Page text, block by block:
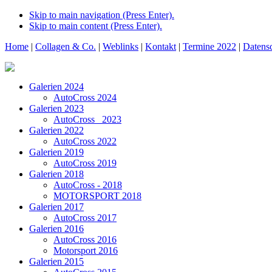
Skip to main navigation (Press Enter).
Skip to main content (Press Enter).
Home | Collagen & Co. | Weblinks | Kontakt | Termine 2022 |
Galerien 2024
AutoCross 2024
Galerien 2023
AutoCross _2023
Galerien 2022
AutoCross 2022
Galerien 2019
AutoCross 2019
Galerien 2018
AutoCross - 2018
MOTORSPORT 2018
Galerien 2017
AutoCross 2017
Galerien 2016
AutoCross 2016
Motorsport 2016
Galerien 2015